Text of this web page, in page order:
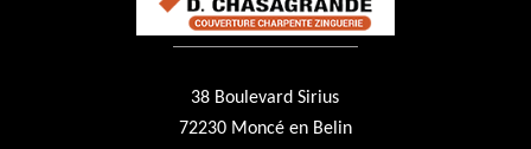
38 Boulevard Sirius
72230 Moncé en Belin